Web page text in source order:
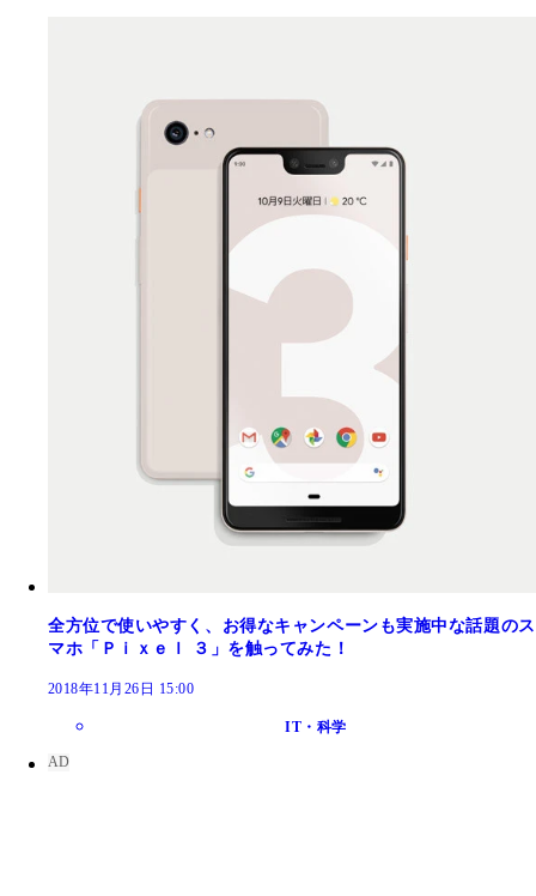
全方位で使いやすく、お得なキャンペーンも実施中な話題のス
マホ「Ｐｉｘｅｌ ３」を触ってみた！
2018年11月26日 15:00
IT・科学